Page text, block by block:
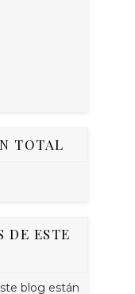
TOTAL
DE ESTE
blog están